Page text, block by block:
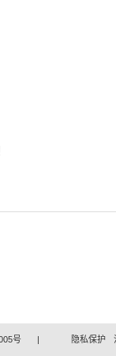
号 | 隐私保护